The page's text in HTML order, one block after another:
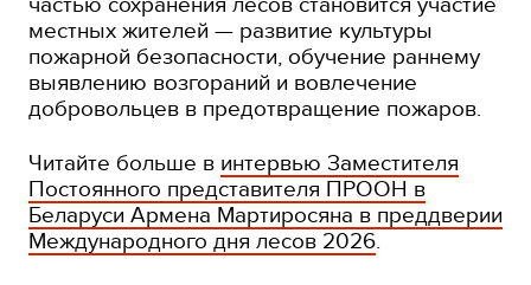
местных жителей — развитие культуры
пожарной безопасности, обучение раннему
выявлению возгораний и вовлечение
добровольцев в предотвращение пожаров.
Читайте больше в интервью Заместителя
Постоянного представителя ПРООН в
Беларуси Армена Мартиросяна в преддверии
Международного дня лесов 2026.